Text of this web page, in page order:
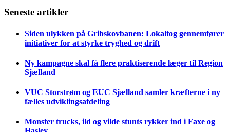
Seneste artikler
Siden ulykken på Gribskovbanen: Lokaltog gennemfører
initiativer for at styrke tryghed og drift
Ny kampagne skal få flere praktiserende læger til Region
Sjælland
VUC Storstrøm og EUC Sjælland samler kræfterne i ny
fælles udviklingsafdeling
Monster trucks, ild og vilde stunts rykker ind i Faxe og